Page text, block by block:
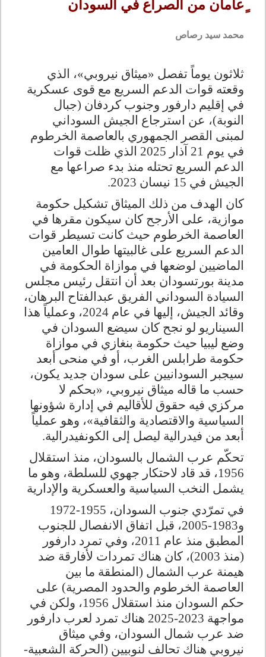
ٍعامان من الصراع في السودان
محمد سيد رصاص
ثلاثون يوماً تفصل «ميثاق نيروبي»، الذي
وقعته قوات الدعم السريع مع قوى عسكرية
في إقليم دارفور وجنوب كردفان (جبال
النوبة)، عن استرجاع الجيش السوداني
لمبنى القصر الجمهوري بالعاصمة الخرطوم
في يوم 21 آذار 2025 الذي ظلت قوات
الدعم السريع تحتله منذ بدء صراعها مع
الجيش في 15 نيسان 2023
.
كان الهدف من ذلك الميثاق تشكيل حكومة
موازية، على الأرجح كان سيكون مقرها في
العاصمة الخرطوم حيث كانت تسيطر قوات
الدعم السريع على غالبيتها طوال العامين
الماضيين لوضعها في موازاة الحكومة في
مدينة بورتسودان بعد أن انتقل رئيس مجلس
السيادة السوداني الفريق عبدالفتاح البرهان،
وقائد الجيش، إليها في عام 2024، وعملياً هذا
السيناريو لو نجح كان سيضع السودان في
وضع ليبيا حيث حكومة بنغازي في موازاة
حكومة طرابلس الغرب، أو في منحى أبعد
سيجبر السودانيين على سودان جديد يكون،
حسب ما قاله ميثاق نيروبي، «بحكم لا
مركزي فيه حقوق للأقاليم في إدارة شؤونها
السياسية والاقتصادية والثقافية»، وهو عملياً
أبعد من فيدرالية ليصل إلى الكونفيدرالية.
تحكّم عرب الشمال بالسودان، منذ استقلال
1956، قد قاد لاحتكار جهوي للسلطة، وهو ما
يشمل النخب السياسية والعسكرية والإدارية
في تمرّدي جنوب السودان، 1955-1972
و1983-2005، قبل اتفاق الانفصال للجنوب
المطبق منذ عام 2011، وفي تمرد دارفور
(منذ 2003)، كان هناك تمردات لأفارقة ضد
هيمنة عرب الشمال (المنطقة ما بين
العاصمة الخرطوم والحدود المصرية) على
حكم السودان منذ استقلال 1956، ولكن في
مواجهة 2023-2025 هناك تمرد لعرب دارفور
ضد عرب شمال السودان، وفي ميثاق
نيروبي هناك تحالف لنوبيين (الحركة الشعبية-